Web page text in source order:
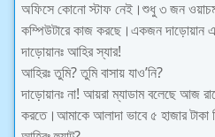
অফিসে কোনো স্টাফ নেই।শুধু ৩ জন
কম্পিউটারে কাজ করছে।একজন দাড়োয়ান
দাড়োয়ানঃ আহির স্যার!
আহিরঃ তুমি? তুমি বাসায় যাও’নি?
দাড়োয়ানঃ না! আয়রা ম্যাডাম বলেছে আজ
করতে।আমাকে আলাদা ভাবে ৫ হাজার টাকা